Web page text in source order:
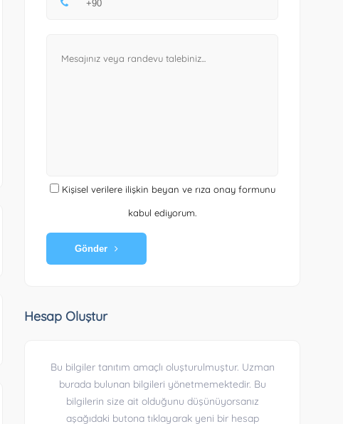
Kişisel verilere ilişkin beyan ve rıza onay formunu
kabul ediyorum.
Gönder
Hesap Oluştur
Bu bilgiler tanıtım amaçlı oluşturulmuştur. Uzman
burada bulunan bilgileri yönetmemektedir. Bu
bilgilerin size ait olduğunu düşünüyorsanız
aşağıdaki butona tıklayarak yeni bir hesap